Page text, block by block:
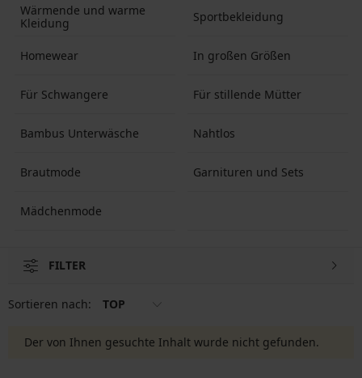
Wärmende und warme
Kleidung
Sportbekleidung
Homewear In großen Größen
Für Schwangere Für stillende Mütter
Bambus Unterwäsche Nahtlos
Brautmode Garnituren und Sets
Mädchenmode
FILTER
Sortieren nach: TOP
Der von Ihnen gesuchte Inhalt wurde nicht gefunden.